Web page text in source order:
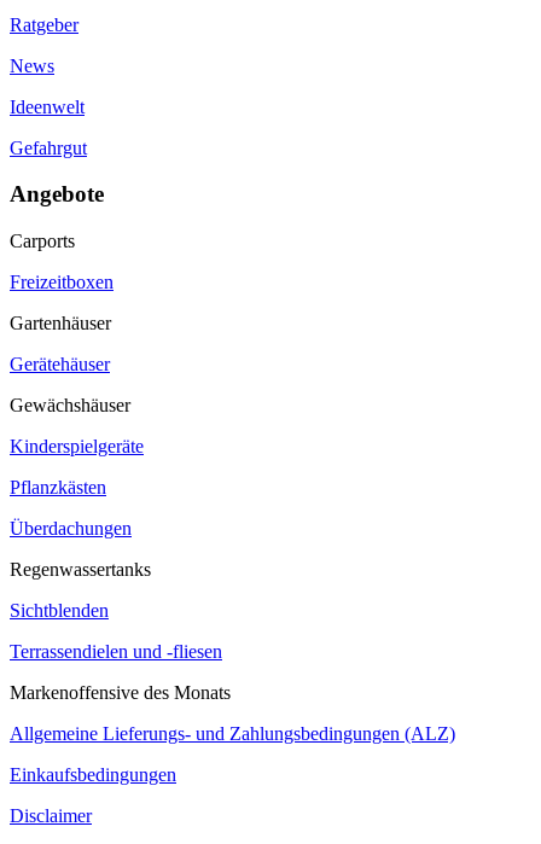
Ratgeber
News
Ideenwelt
Gefahrgut
Angebote
Carports
Freizeitboxen
Gartenhäuser
Gerätehäuser
Gewächshäuser
Kinderspielgeräte
Pflanzkästen
Überdachungen
Regenwassertanks
Sichtblenden
Terrassendielen und -fliesen
Markenoffensive des Monats
Allgemeine Lieferungs- und Zahlungsbedingungen (ALZ)
Einkaufsbedingungen
Disclaimer